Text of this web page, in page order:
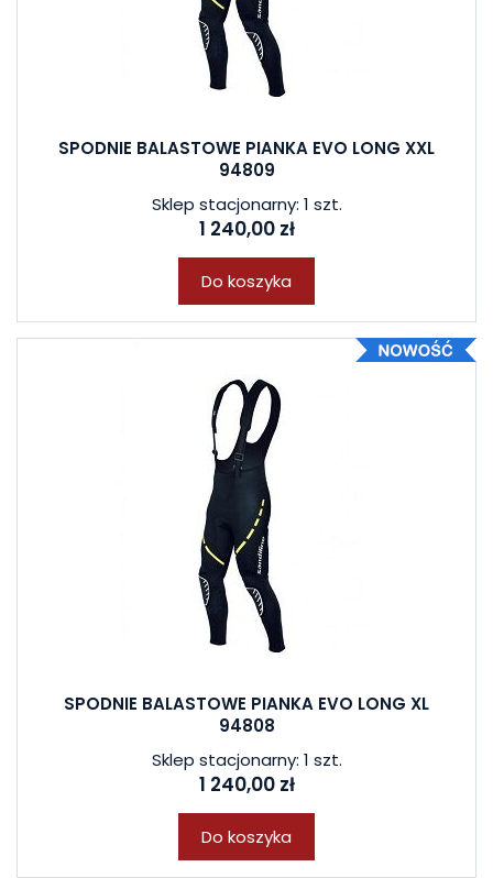
SPODNIE BALASTOWE PIANKA EVO LONG XXL
94809
Sklep stacjonarny: 1 szt.
1 240,00 zł
Do koszyka
SPODNIE BALASTOWE PIANKA EVO LONG XL
94808
Sklep stacjonarny: 1 szt.
1 240,00 zł
Do koszyka